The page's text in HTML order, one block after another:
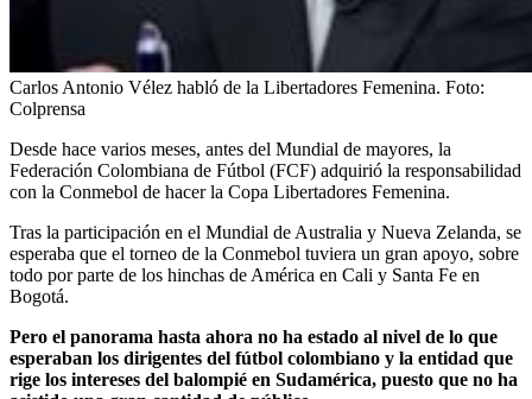
Carlos Antonio Vélez habló de la Libertadores Femenina. Foto:
Colprensa
Desde hace varios meses, antes del Mundial de mayores, la
Federación Colombiana de Fútbol (FCF) adquirió la responsabilidad
con la Conmebol de hacer la Copa Libertadores Femenina.
Tras la participación en el Mundial de Australia y Nueva Zelanda, se
esperaba que el torneo de la Conmebol tuviera un gran apoyo, sobre
todo por parte de los hinchas de América en Cali y Santa Fe en
Bogotá.
Pero el panorama hasta ahora no ha estado al nivel de lo que
esperaban los dirigentes del fútbol colombiano y la entidad que
rige los intereses del balompié en Sudamérica, puesto que no ha